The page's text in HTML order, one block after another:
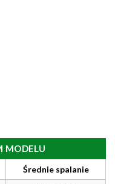
MODELU
Średnie spalanie